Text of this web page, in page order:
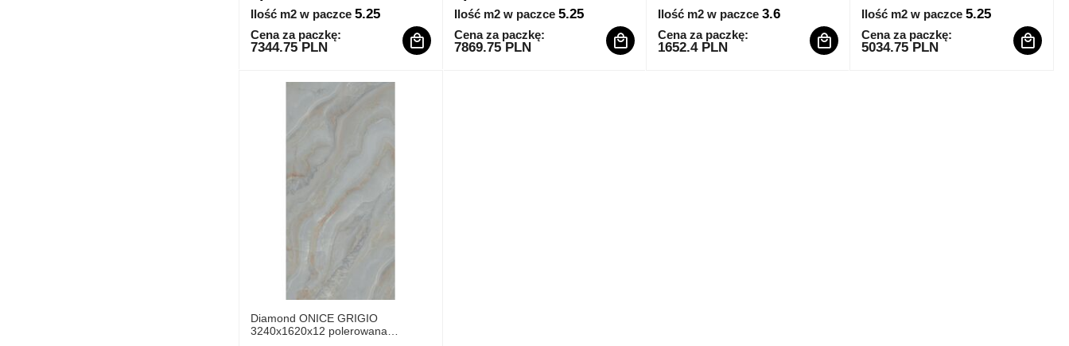
Ilość m2 w paczce 5.25
Cena za paczkę:
7344.75 PLN
Ilość m2 w paczce 5.25
Cena za paczkę:
7869.75 PLN
Ilość m2 w paczce 3.6
Cena za paczkę:
1652.4 PLN
Ilość m2 w paczce 5.25
Cena za paczkę:
5034.75 PLN
Diamond ONICE GRIGIO
3240x1620x12 polerowana